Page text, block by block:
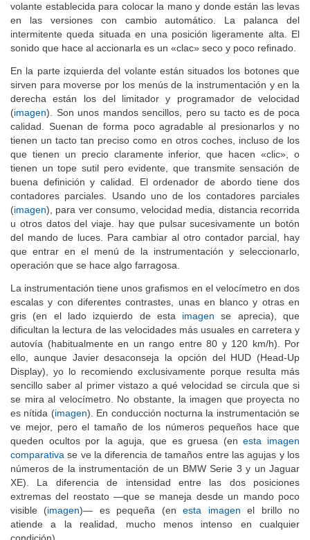
volante establecida para colocar la mano y donde están las levas
en las versiones con cambio automático. La palanca del
intermitente queda situada en una posición ligeramente alta. El
sonido que hace al accionarla es un «clac» seco y poco refinado.
En la parte izquierda del volante están situados los botones que
sirven para moverse por los menús de la instrumentación y en la
derecha están los del limitador y programador de velocidad
(imagen). Son unos mandos sencillos, pero su tacto es de poca
calidad. Suenan de forma poco agradable al presionarlos y no
tienen un tacto tan preciso como en otros coches, incluso de los
que tienen un precio claramente inferior, que hacen «clic», o
tienen un tope sutil pero evidente, que transmite sensación de
buena definición y calidad. El ordenador de abordo tiene dos
contadores parciales. Usando uno de los contadores parciales
(imagen), para ver consumo, velocidad media, distancia recorrida
u otros datos del viaje. hay que pulsar sucesivamente un botón
del mando de luces. Para cambiar al otro contador parcial, hay
que entrar en el menú de la instrumentación y seleccionarlo,
operación que se hace algo farragosa.
La instrumentación tiene unos grafismos en el velocímetro en dos
escalas y con diferentes contrastes, unas en blanco y otras en
gris (en el lado izquierdo de esta imagen se aprecia), que
dificultan la lectura de las velocidades más usuales en carretera y
autovía (habitualmente en un rango entre 80 y 120 km/h). Por
ello, aunque Javier desaconseja la opción del HUD (Head-Up
Display), yo lo recomiendo exclusivamente porque resulta más
sencillo saber al primer vistazo a qué velocidad se circula que si
se mira al velocímetro. No obstante, la imagen que proyecta no
es nítida (imagen). En conducción nocturna la instrumentación se
ve mejor, pero el tamaño de los números pequeños hace que
queden ocultos por la aguja, que es gruesa (enesta imagen
comparativa se ve la diferencia de tamaños entre las agujas y los
números de la instrumentación de un BMW Serie 3 y un Jaguar
XE). La diferencia de intensidad entre las dos posiciones
extremas del reostato —que se maneja desde un mando poco
visible (imagen)— es pequeña (enesta imagen el brillo no
atiende a la realidad, mucho menos intenso en cualquier